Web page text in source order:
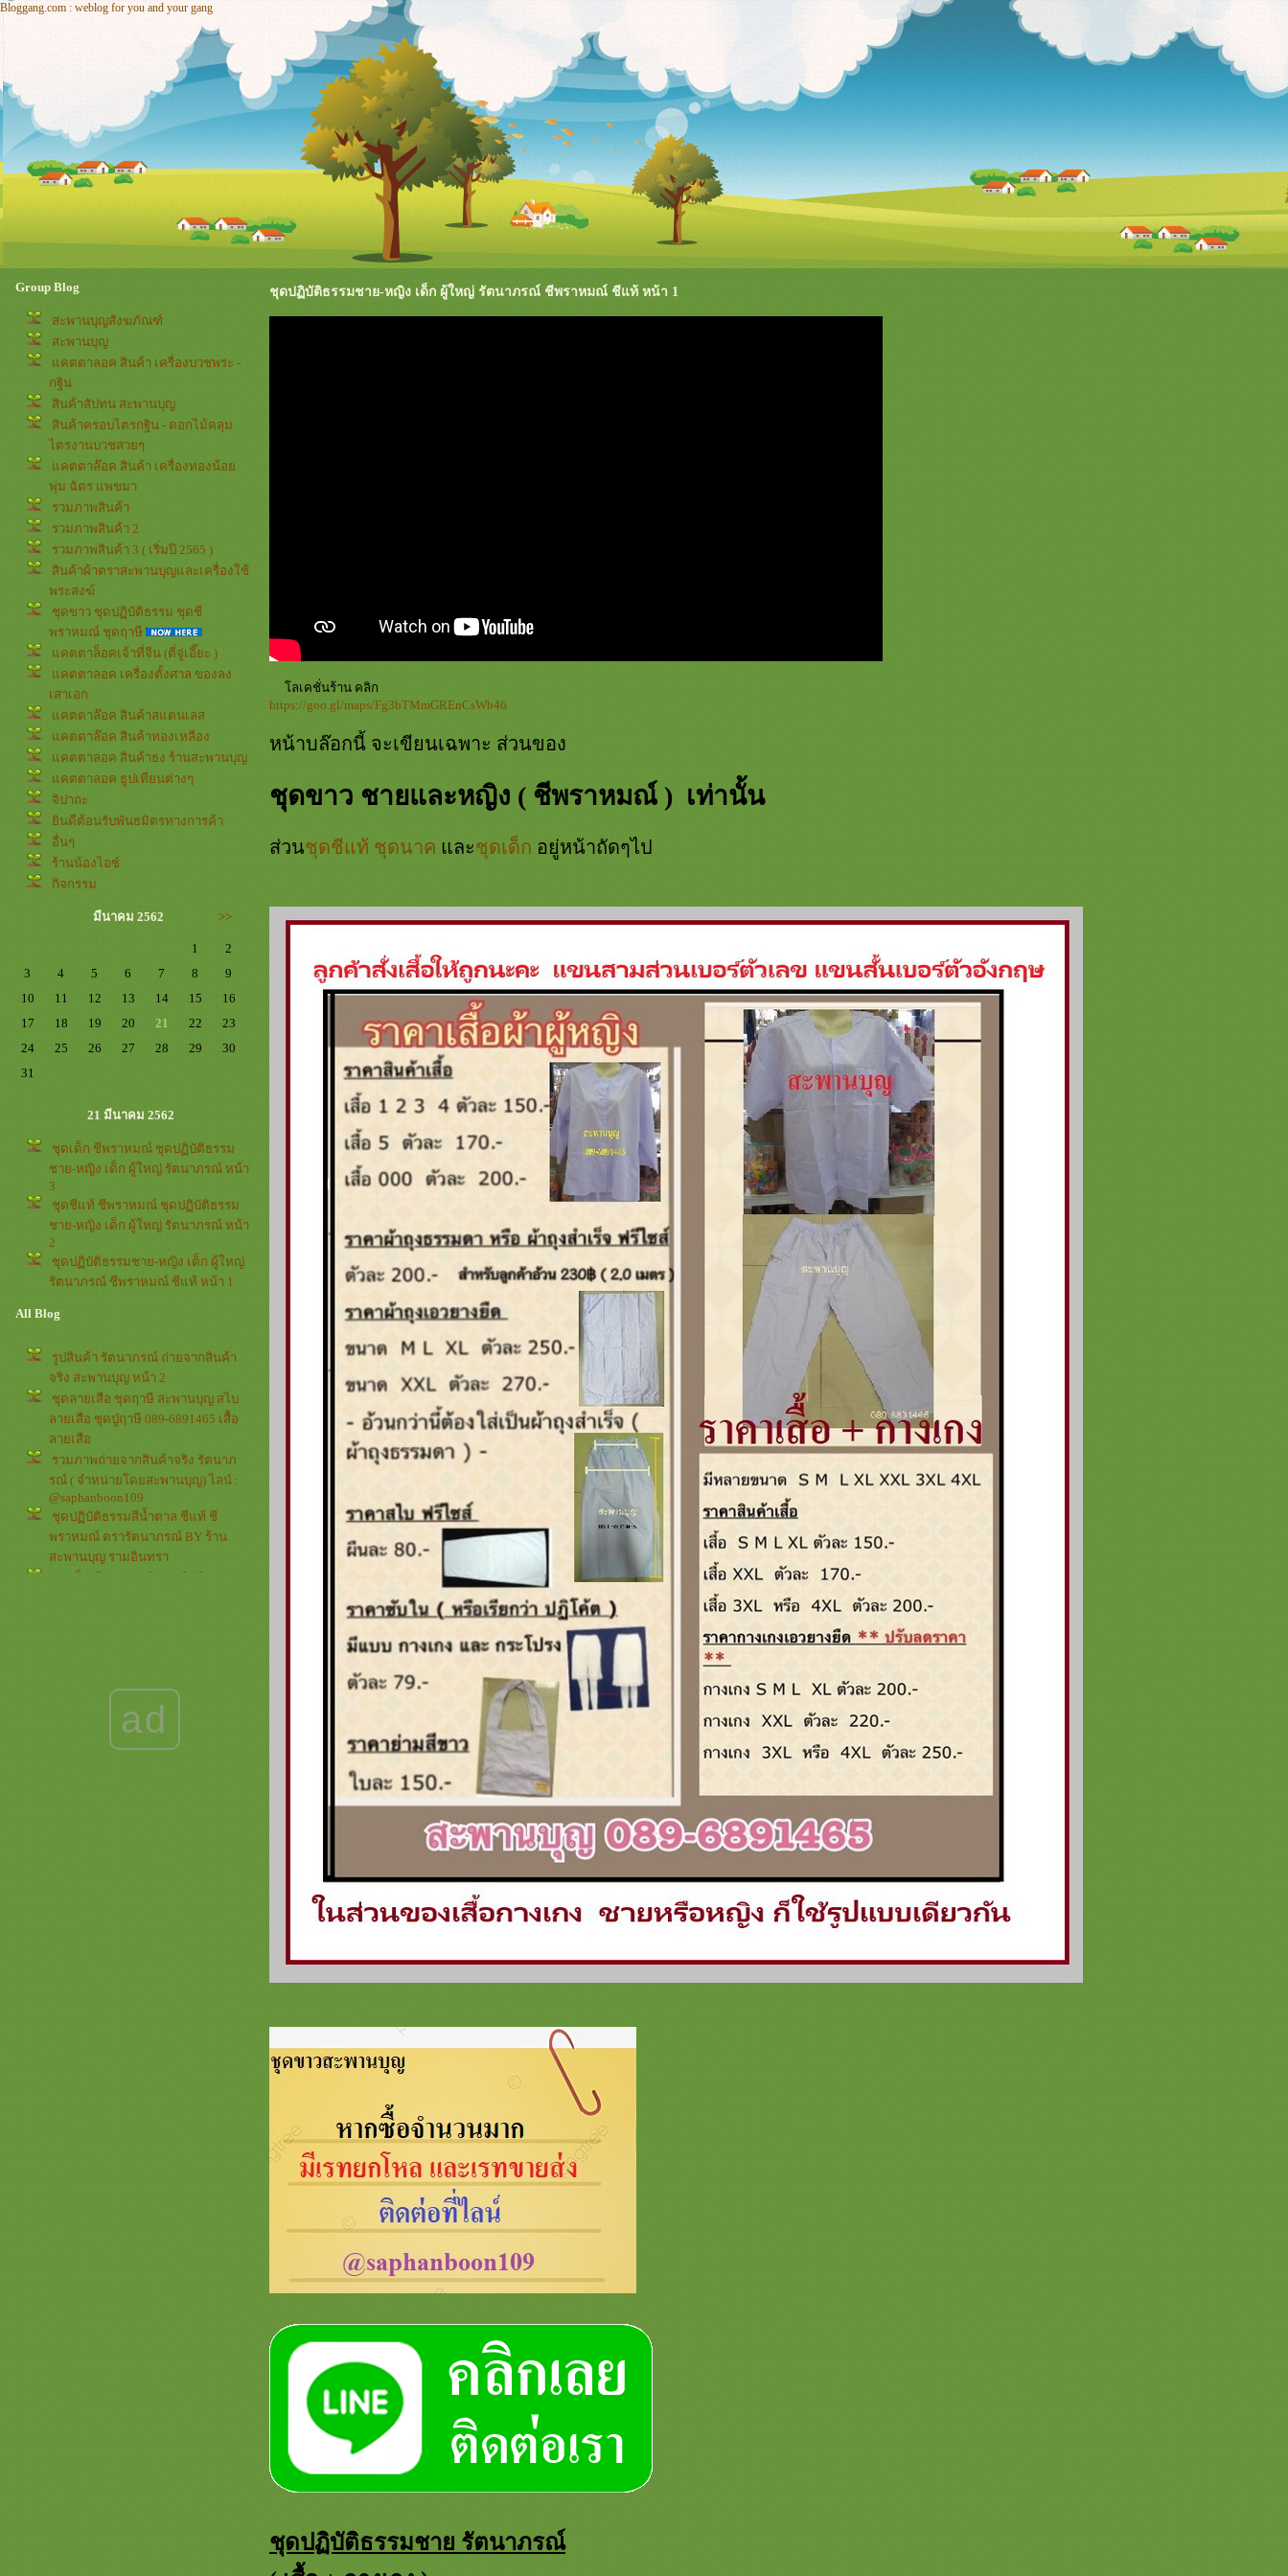
Bloggang.com : weblog for you and your gang
Group Blog
สะพานบุญสังฆภัณฑ์
สะพานบุญ
คตตาลอค สินค้า เครื่องบวชพระ -
กฐิน
สินค้าสัปทน สะพานบุญ
สินค้าครอบไตรกฐิน - ดอกไม้คลุม
ไตรงานบวชสวยๆ
คตตาล๊อค สินค้า เครื่องทองน้อ
พุ่ม ฉัตร แพขมา
รวมภาพสินค้า
รวมภาพสินค้า 2
รวมภาพสินค้า 3 ( เริ่มปี 2565 )
สินค้าผ้าตราสะพานบุญและเครื่องใช้
พระสงฆ์
ชุดขาว ชุดปฏิบัติธรรม ชุดชี
พราหมณ์ ชุดฤาษี
คตตาล็อคเจ้าที่จีน (ตี่จู่เอี๊ยะ )
คตตาลอค เครื่องตั้งศาล ของลง
เสาเอก
คตตาล๊อค สินค้าสแตนเลส
คตตาล๊อค สินค้าทองเหลือง
คตตาลอค สินค้าธง ร้านสะพานบุญ
คตตาลอค ธูปเทียนต่างๆ
จิปาถะ
ินดีต้อนรับพันธมิตรทางการค้า
อื่นๆ
ร้านน้องไอซ์
กิจกรรม
มีนาคม 2562 >>
1
2
3
4 5 6 7 8
9
10
11 12 13 14 15
16
17
18 19 20 21 22
23
24
25 26 27 28 29
30
31
21 มีนาคม 2562
ชุดเด็ก ชีพราหมณ์ ชุดปฏิบัติธรรม
ชาย-หญิง เด็ก ผู้ใหญ่ รัตนาภรณ์ หน้า
3
ชุดชีแท้ ชีพราหมณ์ ชุดปฏิบัติธรรม
ชาย-หญิง เด็ก ผู้ใหญ่ รัตนาภรณ์ หน้า
2
ชุดปฏิบัติธรรมชาย-หญิง เด็ก ผู้ใหญ่
รัตนาภรณ์ ชีพราหมณ์ ชีแท้ หน้า 1
All Blog
รูปสินค้า รัตนาภรณ์ ถ่ายจากสินค้า
จริง สะพานบุญ หน้า 2
ชุดลายเสือ ชุดฤาษี สะพานบุญ สไบ
ลายเสือ ชุดปู่ฤาษี 089-6891465 เสื้อ
ลายเสือ
รวมภาพถ่ายจากสินค้าจริง รัตนาภ
รณ์ ( จำหน่ายโดยสะพานบุญ) ไลน์ :
@saphanboon109
ชุดปฏิบัติธรรมสีน้ำตาล ชีแท้ ชี
พราหมณ์ ตรารัตนาภรณ์ BY ร้าน
สะพานบุญ รามอินทรา
ชุดเด็ก ชีพราหมณ์ ชุดปฏิบัติธรรม
ชุดปฏิบัติธรรมชาย-หญิง เด็ก ผู้ใหญ่
รัตนาภรณ์ ชีพราหมณ์ ชีแท้ หน้า 1
ขนาดของชุดปฏิบัติธรรม ชุดขาว ชุด
ad
ชุดปฏิบัติธรรมชาย-หญิง เด็ก ผู้ใหญ่ รัตนาภรณ์ ชีพราหมณ์ ชีแท้ หน้า 1
ลเคชั่นร้าน คลิก
https://goo.gl/maps/Fg3bTMmGREnCsWb46
หน้าบล๊อกนี้ จะเขียนเฉพาะ ส่วนของ
ชุดขาว ชายและหญิง ( ชีพราหมณ์ ) เท่านั้น
ส่วนชุดชีแท้ ชุดนาค ละชุดเด็ก อยู่หน้าถัดๆไป
ชุดปฏิบัติธรรมชาย รัตนาภรณ์